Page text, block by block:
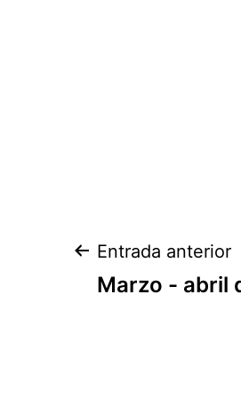
Navegación
Entrada anterior
Marzo - abril